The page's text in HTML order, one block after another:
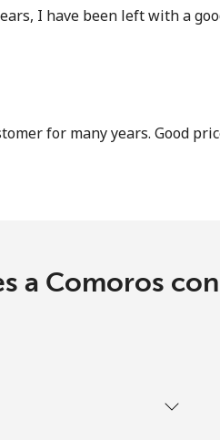
⁦8¢⁩
-
I have been left with a
for many years. Good
a Comoros con